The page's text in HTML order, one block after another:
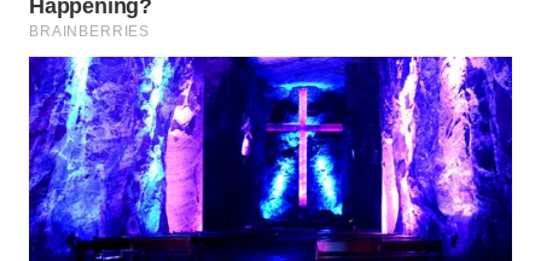
SULUT
WN
MALUKU
WN
MALUT
WN